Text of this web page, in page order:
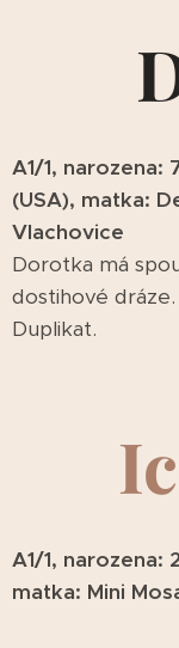
A1/1, narozena:
(USA), matka:
Vlachovice
Dorotka má
dostihové dráze.
Duplikat.
A1/1, narozena:
matka: Mini